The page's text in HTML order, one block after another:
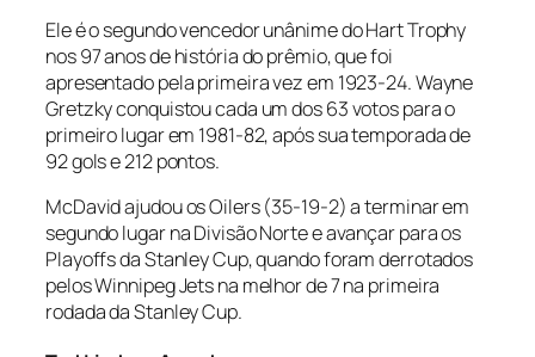
Ele é o segundo vencedor unânime do Hart Trophy
nos 97 anos de história do prêmio, que foi
apresentado pela primeira vez em 1923-24. Wayne
Gretzky conquistou cada um dos 63 votos para o
primeiro lugar em 1981-82, após sua temporada de
92 gols e 212 pontos.
McDavid ajudou os Oilers (35-19-2) a terminar em
segundo lugar na Divisão Norte e avançar para os
Playoffs da Stanley Cup, quando foram derrotados
pelos Winnipeg Jets na melhor de 7 na primeira
rodada da Stanley Cup.